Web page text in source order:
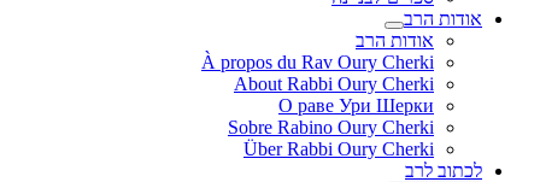
אודות הרב
אודות הרב
À propos du Rav Oury Cherki
About Rabbi Oury Cherki
О раве Ури Шерки
Sobre Rabino Oury Cherki
Über Rabbi Oury Cherki
לכתוב לרב